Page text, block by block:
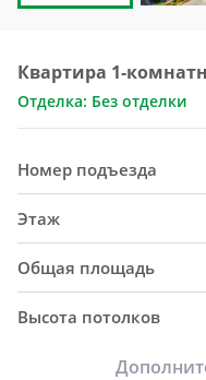
Квартира 1-
Отделка: Без отделки
Номер подъезда
Этаж
Общая площадь
Высота потолков